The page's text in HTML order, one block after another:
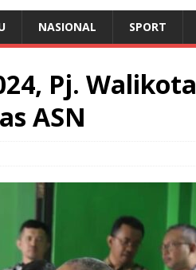
NASIONAL SPORT
Pj. Walikota
ASN